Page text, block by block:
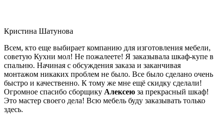
Кристина Шатунова
Всем, кто еще выбирает компанию для изготовления мебели,
советую Кухни мол! Не пожалеете! Я заказывала шкаф-купе в
спальню. Начиная с обсуждения заказа и заканчивая
монтажом никаких проблем не было. Все было сделано очень
быстро и качественно. К тому же мне ещё скидку сделали!
Огромное спасибо сборщику Алексею за прекрасный шкаф!
Это мастер своего дела! Всю мебель буду заказывать только
здесь.